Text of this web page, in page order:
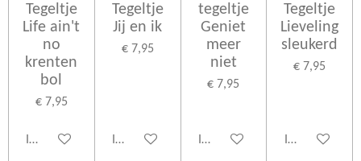
Tegeltje
Life ain't
no
krenten
bol
€ 7,95
In winkelwagen
Tegeltje
Jij en ik
€ 7,95
In winkelwagen
tegeltje
Geniet
meer
niet
€ 7,95
In winkelwagen
Tegeltje
Lieveling
sleukerd
€ 7,95
In